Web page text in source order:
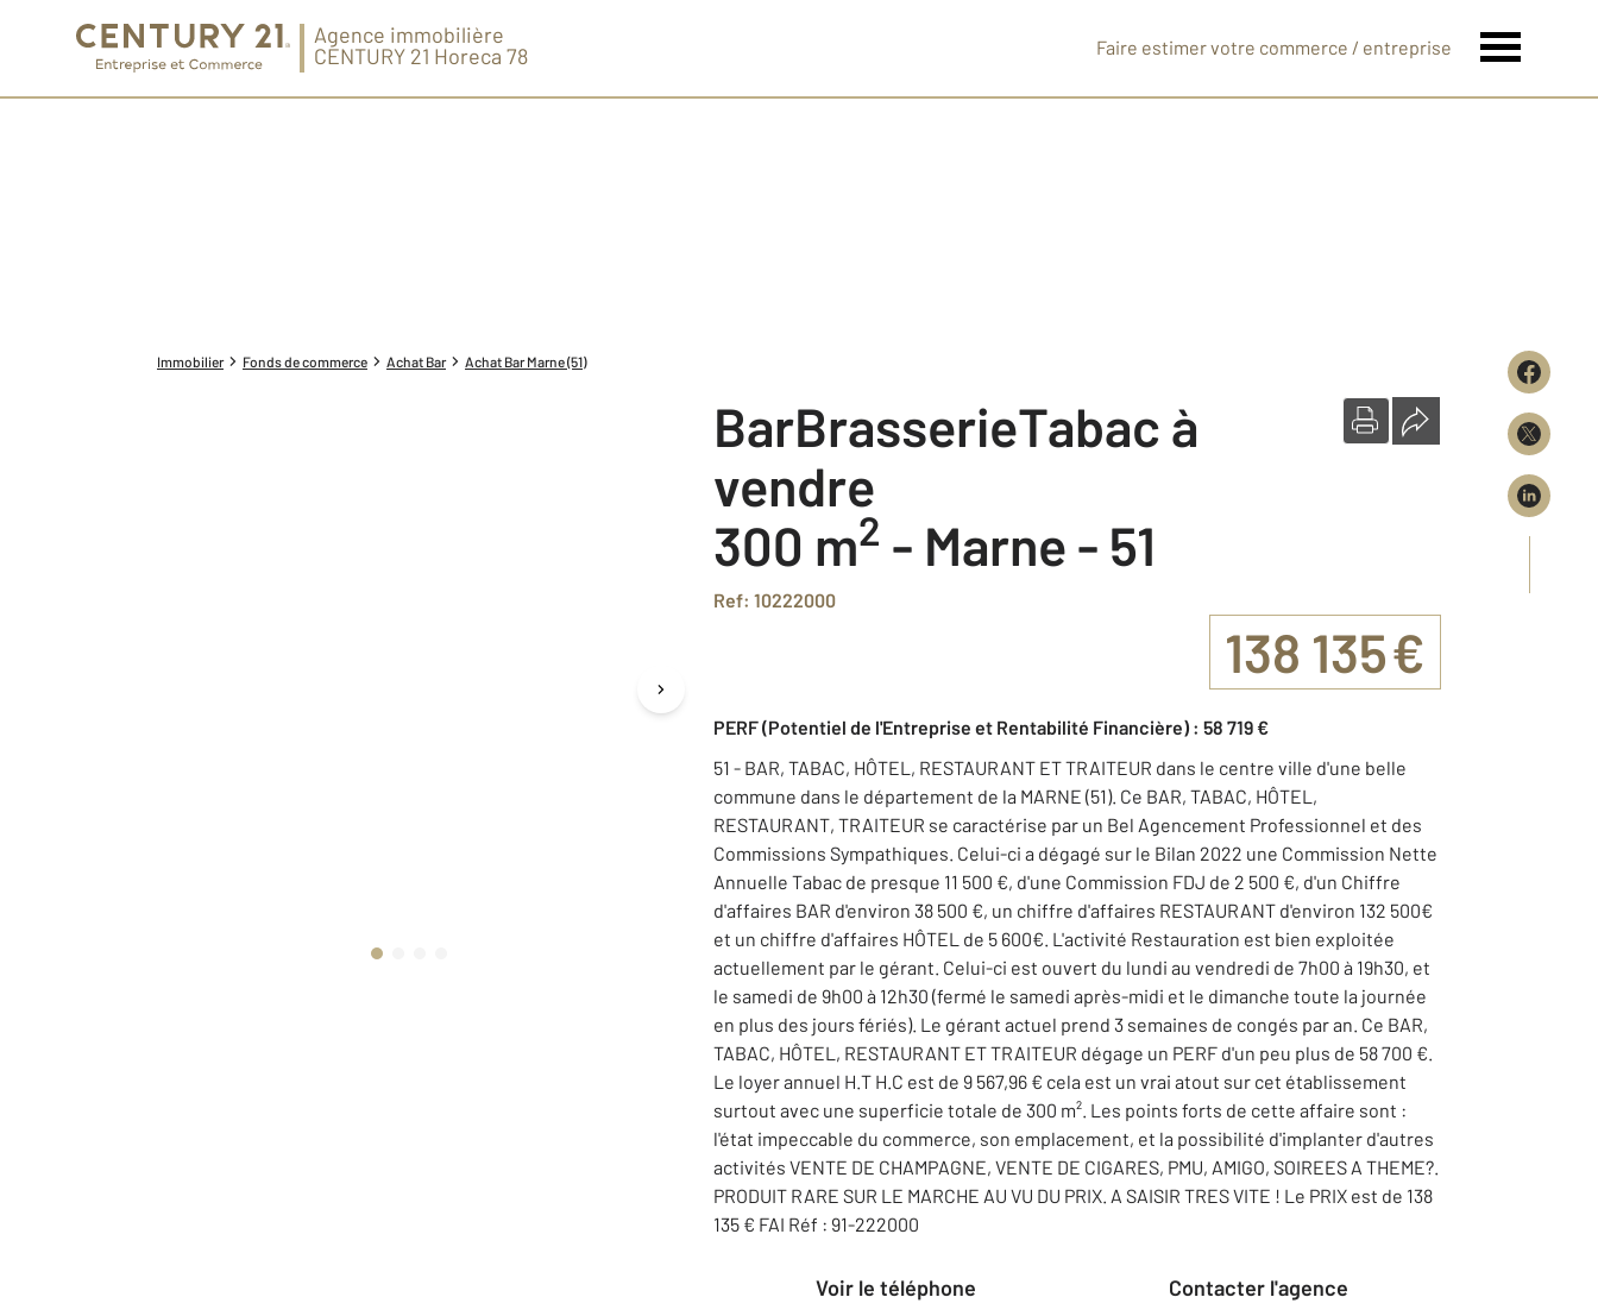
Agence immobilière
CENTURY 21 Horeca 78
Faire estimer votre commerce / entreprise
Immobilier Fonds de commerce Achat Bar Achat Bar Marne (51)
BarBrasserieTabac à
vendre
300 m2 - Marne - 51
Ref: 10222000
138 135 €
PERF (Potentiel de l'Entreprise et Rentabilité Financière) : 58 719 €
51 - BAR, TABAC, HÔTEL, RESTAURANT ET TRAITEUR dans le centre ville d'une belle
commune dans le département de la MARNE (51). Ce BAR, TABAC, HÔTEL,
RESTAURANT, TRAITEUR se caractérise par un Bel Agencement Professionnel et des
Commissions Sympathiques. Celui-ci a dégagé sur le Bilan 2022 une Commission Nette
Annuelle Tabac de presque 11 500 €, d'une Commission FDJ de 2 500 €, d'un Chiffre
d'affaires BAR d'environ 38 500 €, un chiffre d'affaires RESTAURANT d'environ 132 500€
et un chiffre d'affaires HÔTEL de 5 600€. L'activité Restauration est bien exploitée
actuellement par le gérant. Celui-ci est ouvert du lundi au vendredi de 7h00 à 19h30, et
le samedi de 9h00 à 12h30 (fermé le samedi après-midi et le dimanche toute la journée
en plus des jours fériés). Le gérant actuel prend 3 semaines de congés par an. Ce BAR,
TABAC, HÔTEL, RESTAURANT ET TRAITEUR dégage un PERF d'un peu plus de 58 700 €.
Le loyer annuel H.T H.C est de 9 567,96 € cela est un vrai atout sur cet établissement
surtout avec une superficie totale de 300 m². Les points forts de cette affaire sont :
l'état impeccable du commerce, son emplacement, et la possibilité d'implanter d'autres
activités VENTE DE CHAMPAGNE, VENTE DE CIGARES, PMU, AMIGO, SOIREES A THEME?.
PRODUIT RARE SUR LE MARCHE AU VU DU PRIX. A SAISIR TRES VITE ! Le PRIX est de 138
135 € FAI Réf : 91-222000
Voir le téléphone Contacter l'agence